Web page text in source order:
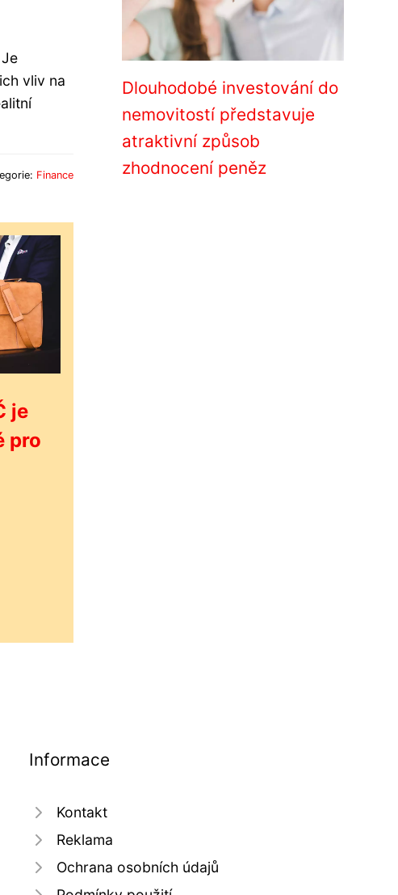
vliv na
Finance
je
pro
Dlouhodobé investování do
nemovitostí představuje
atraktivní způsob
zhodnocení peněz
Informace
Kontakt
Reklama
Ochrana osobních údajů